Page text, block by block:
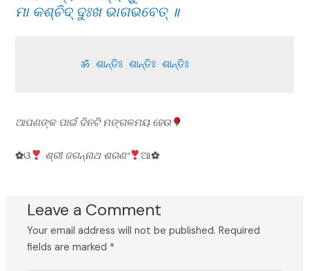
ମା କଶ୍ଚିଦ୍ ଦୁଃଖ ଭାଗଭବେତ୍ ॥
       ॐ ଶାନ୍ତିଃ ଶାନ୍ତିଃ ଶାନ୍ତିଃ
ଆପଣଙ୍କ ପାଇଁ ଦିନଟି ମଙ୍ଗଳମୟ ହେଉ
✿ଓ ଶ୍ରୀ ଜଗନ୍ନାଥ ଶରଣଂ ଆ✿
Leave a Comment
Your email address will not be published. Required
fields are marked *